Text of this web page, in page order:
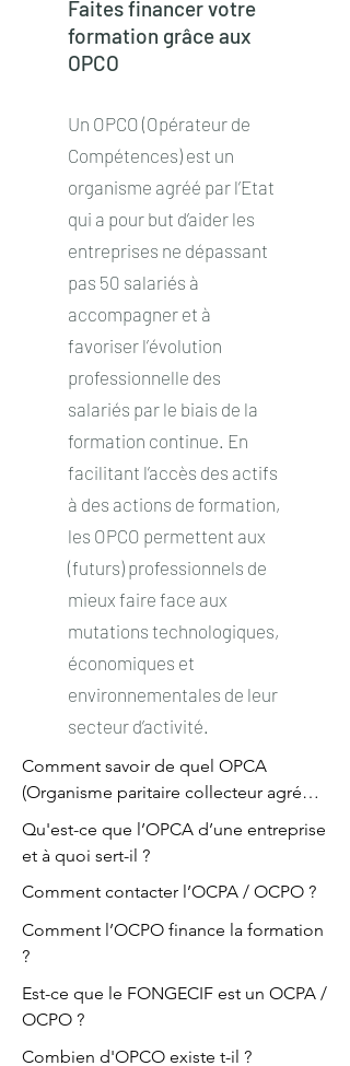
Faites financer votre
formation grâce aux
OPCO
Un OPCO (Opérateur de
Compétences) est un
organisme agréé par l’Etat
qui a pour but d’aider les
entreprises ne dépassant
pas 50 salariés à
accompagner et à
favoriser l’évolution
professionnelle des
salariés par le biais de la
formation continue. En
facilitant l’accès des actifs
à des actions de formation,
les OPCO permettent aux
(futurs) professionnels de
mieux faire face aux
mutations technologiques,
économiques et
environnementales de leur
secteur d’activité.
Comment savoir de quel OPCA
(Organisme paritaire collecteur agréé)
ou OPCO (opérateurs de
compétences) on dépend ?
Qu'est-ce que l’OPCA d’une entreprise
et à quoi sert-il ?
Comment contacter l’OCPA / OCPO ?
Comment l’OCPO finance la formation
?
Est-ce que le FONGECIF est un OCPA /
OCPO ?
Combien d'OPCO existe t-il ?